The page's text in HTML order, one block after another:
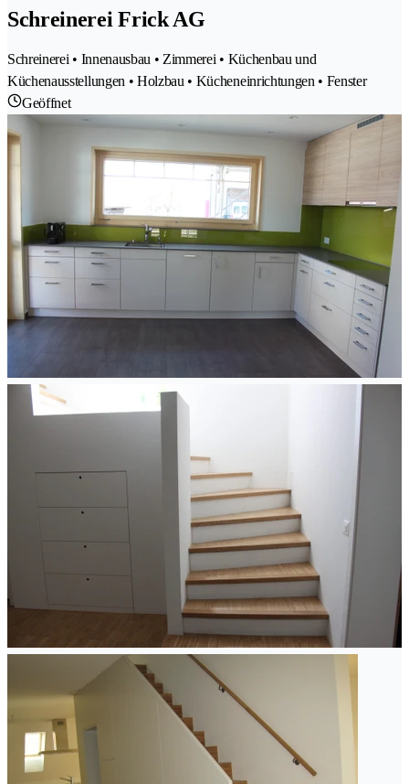
Schreinerei Frick AG
Schreinerei • Innenausbau • Zimmerei • Küchenbau und
Küchenausstellungen • Holzbau • Kücheneinrichtungen • Fenster
Geöffnet